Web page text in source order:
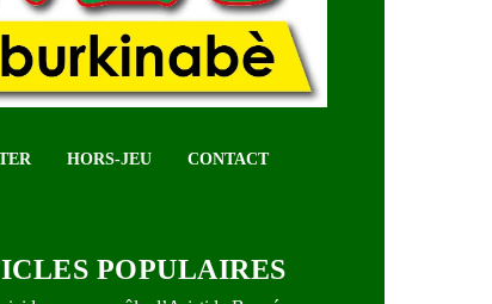
HORS-JEU CONTACT
POPULAIRES